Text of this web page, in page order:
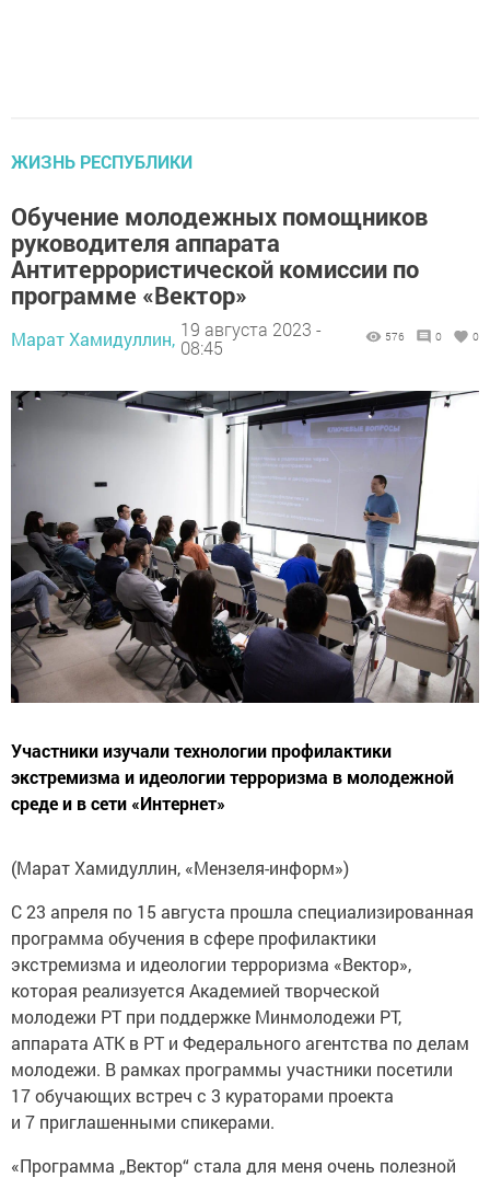
ЖИЗНЬ РЕСПУБЛИКИ
Обучение молодежных помощников
руководителя аппарата
Антитеррористической комиссии по
программе «Вектор»
Марат Хамидуллин, 19 августа 2023 -
08:45
576 0 0
Участники изучали технологии профилактики
экстремизма и идеологии терроризма в молодежной
среде и в сети «Интернет»
(Марат Хамидуллин, «Мензеля-информ»)
С 23 апреля по 15 августа прошла специализированная
программа обучения в сфере профилактики
экстремизма и идеологии терроризма «Вектор»,
которая реализуется Академией творческой
молодежи РТ при поддержке Минмолодежи РТ,
аппарата АТК в РТ и Федерального агентства по делам
молодежи. В рамках программы участники посетили
17 обучающих встреч с 3 кураторами проекта
и 7 приглашенными спикерами.
«Программа „Вектор“ стала для меня очень полезной